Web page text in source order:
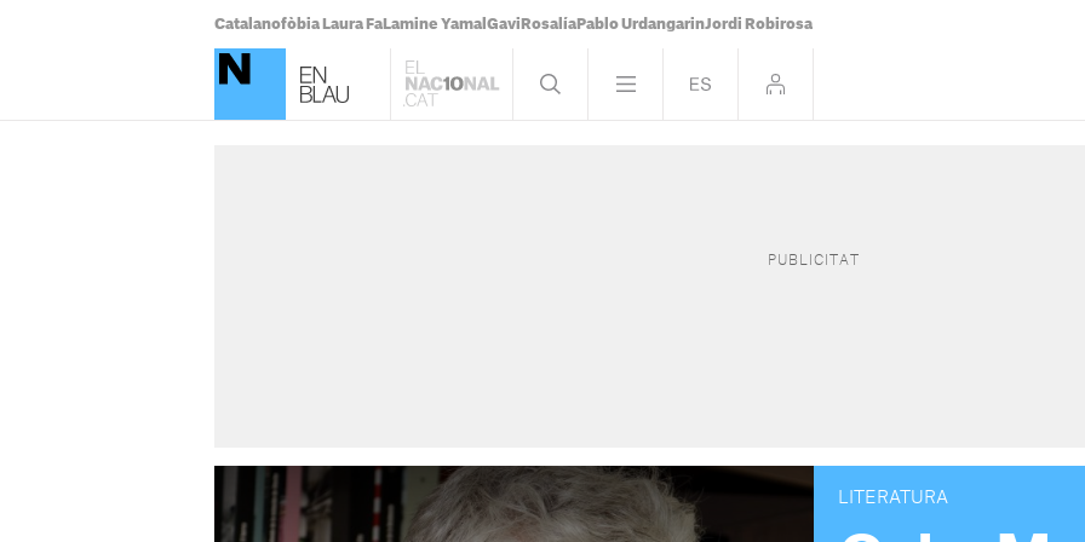
Catalanofòbia Laura Fa Lamine Yamal Gavi Rosalía Pablo UrdangarinJordi Robirosa
LITERATURA